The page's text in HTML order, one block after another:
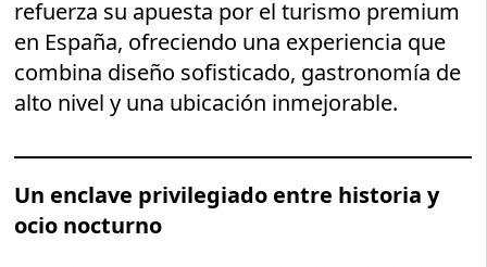
refuerza su apuesta por el turismo premium
en España, ofreciendo una experiencia que
combina diseño sofisticado, gastronomía de
alto nivel y una ubicación inmejorable.
Un enclave privilegiado entre historia y
ocio nocturno